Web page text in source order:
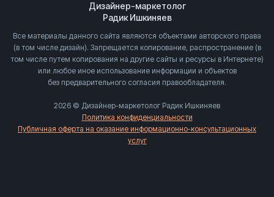
Дизайнер-маркетолог
Радик Ишкиняев
Все материалы данного сайта являются объектами авторского права
(в том числе дизайн). Запрещается копирование, распространение (в
том числе путем копирования на другие сайты и ресурсы в Интернете)
или любое иное использование информации и объектов
без предварительного согласия правообладателя.
2026 © Дизайнер-маркетолог Радик Ишкиняев
Политика конфиденциальности
Публичная оферта на оказание информационно-консультационных
услуг